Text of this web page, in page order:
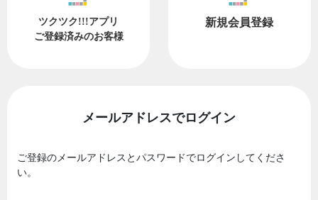
ツクツク!!!アプリ
ご登録済みのお客様
新規会員登録
メールアドレスでログイン
ご登録のメールアドレスとパスワードでログインしてくださ
い。